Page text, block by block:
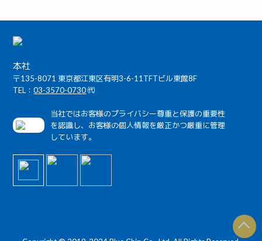
本社
〒135-8071 東京都江東区有明3-6-11TFTビル東館8F
TEL：03-3570-0730㈹
当社ではお客様のプライバシー尊重と保護の重要性
を認識し、お客様の個人情報を厳正かつ厳重に管理
しています。